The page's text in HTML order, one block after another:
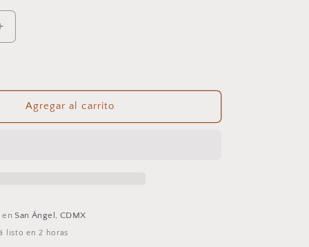
Agregar al carrito
San Ángel, CDMX
listo en 2 horas